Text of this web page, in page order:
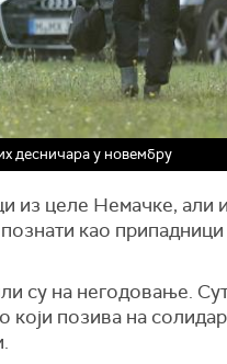
десничара у новембру
из целе Немачке, али
као
су на негодовање.
позива на